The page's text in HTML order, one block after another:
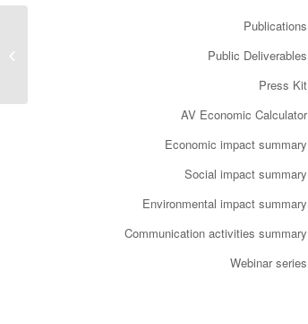
Publications
Public Deliverables
Press Kit
AV Economic Calculator
Economic impact summary
Social impact summary
Environmental impact summary
Communication activities summary
Webinar series